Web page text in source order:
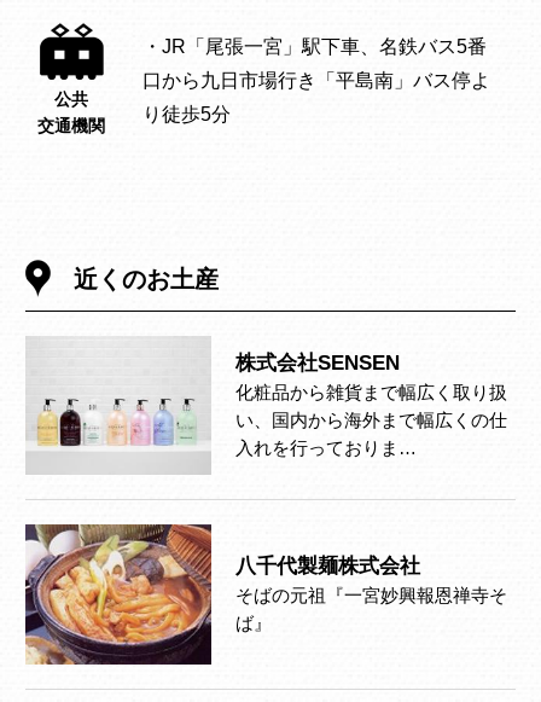
公共
交通機関
・JR「尾張一宮」駅下車、名鉄バス5番
口から九日市場行き「平島南」バス停よ
り徒歩5分
近くのお土産
株式会社SENSEN
化粧品から雑貨まで幅広く取り扱
い、国内から海外まで幅広くの仕
入れを行っておりま…
八千代製麺株式会社
そばの元祖『一宮妙興報恩禅寺そ
ば』